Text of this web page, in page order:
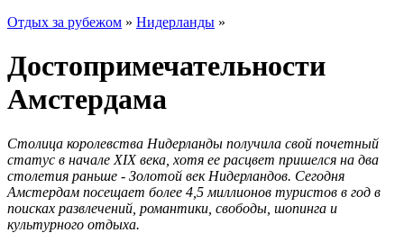
Отдых за рубежом » Нидерланды »
Достопримечательности
Амстердама
Столица королевства Нидерланды получила свой почетный
статус в начале XIX века, хотя ее расцвет пришелся на два
столетия раньше - Золотой век Нидерландов. Сегодня
Амстердам посещает более 4,5 миллионов туристов в год в
поисках развлечений, романтики, свободы, шопинга и
культурного отдыха.